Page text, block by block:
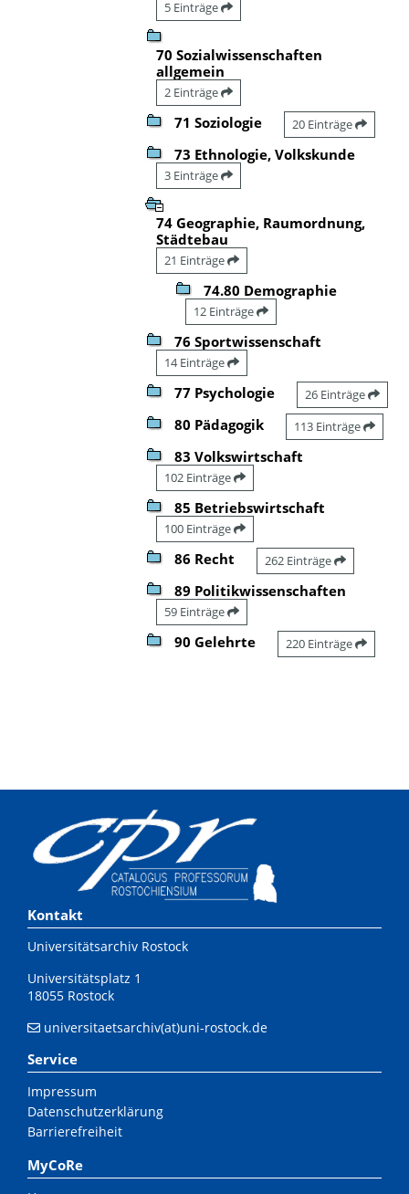
5 Einträge
70 Sozialwissenschaften
allgemein
2 Einträge
71 Soziologie 20 Einträge
73 Ethnologie, Volkskunde
3 Einträge
74 Geographie, Raumordnung,
Städtebau
21 Einträge
74.80 Demographie
12 Einträge
76 Sportwissenschaft
14 Einträge
77 Psychologie 26 Einträge
80 Pädagogik 113 Einträge
83 Volkswirtschaft
102 Einträge
85 Betriebswirtschaft
100 Einträge
86 Recht 262 Einträge
89 Politikwissenschaften
59 Einträge
90 Gelehrte 220 Einträge
Kontakt
Universitätsarchiv Rostock
Universitätsplatz 1
18055 Rostock
universitaetsarchiv(at)uni-rostock.de
Service
Impressum
Datenschutzerklärung
Barrierefreiheit
MyCoRe